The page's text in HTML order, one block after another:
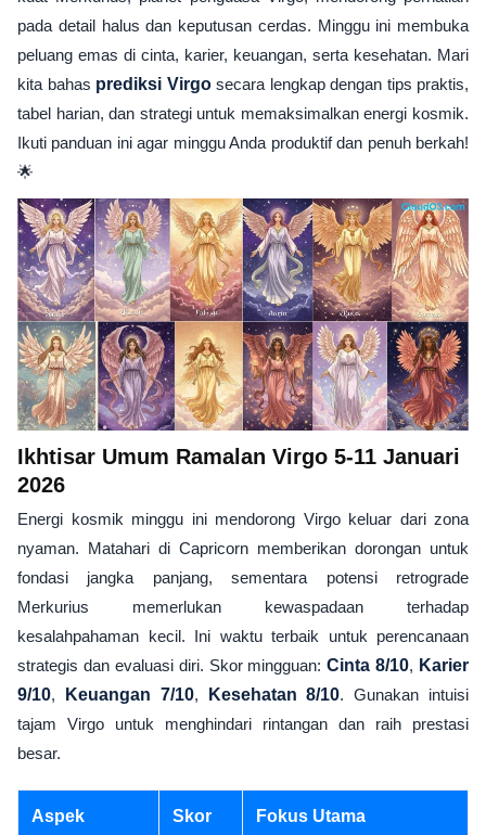
pada detail halus dan keputusan cerdas. Minggu ini membuka
peluang emas di cinta, karier, keuangan, serta kesehatan. Mari
kita bahas prediksi Virgosecara lengkap dengan tips praktis,
tabel harian, dan strategi untuk memaksimalkan energi kosmik.
Ikuti panduan ini agar minggu Anda produktif dan penuh berkah!
🌟
Ikhtisar Umum Ramalan Virgo 5-11 Januari
2026
Energi kosmik minggu ini mendorong Virgo keluar dari zona
nyaman. Matahari di Capricorn memberikan dorongan untuk
fondasi jangka panjang, sementara potensi retrograde
Merkurius memerlukan kewaspadaan terhadap
kesalahpahaman kecil. Ini waktu terbaik untuk perencanaan
strategis dan evaluasi diri. Skor mingguan:Cinta 8/10, Karier
9/10, Keuangan 7/10, Kesehatan 8/10. Gunakan intuisi
tajam Virgo untuk menghindari rintangan dan raih prestasi
besar.
Aspek Skor Fokus Utama